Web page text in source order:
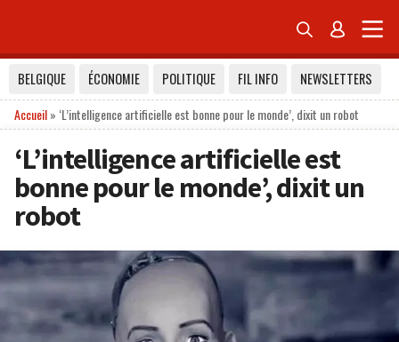
 
BELGIQUE ÉCONOMIE POLITIQUE FIL INFO
NEWSLETTERS
Accueil» ‘L’intelligence artificielle est bonne pour le monde’, dixit un robot
‘L’intelligence artificielle est
bonne pour le monde’, dixit un
robot